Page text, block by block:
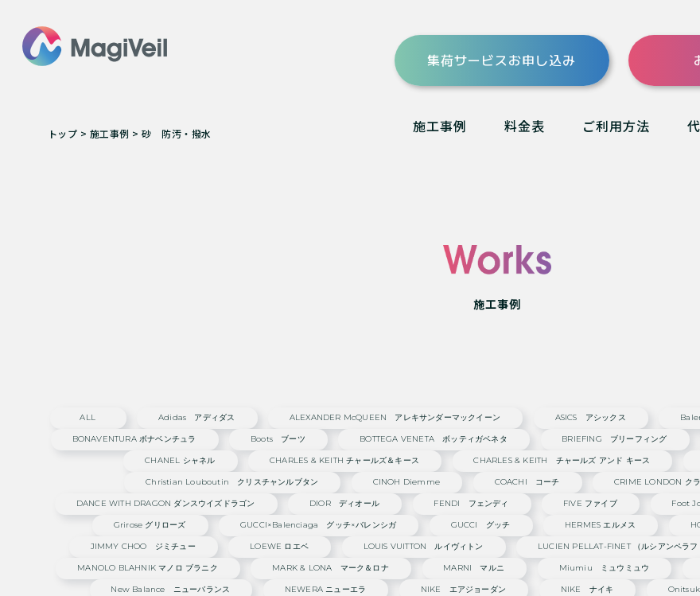
集荷サービスお申し込み
施工事例 料金表 ご利用方法
トップ > 施工事例 >砂 防汚・撥水
施工事例
ALL Adidas アディダス ALEXANDER McQUEEN アレキサンダーマックイーン ASICS アシックス
BONAVENTURA ボナベンチュラ Boots ブーツ BOTTEGA VENETA ボッティガベネタ BRIEFING ブリーフィング
CHANEL シャネル CHARLES & KEITH チャールズ＆キース CHARLES & KEITH チャールズ アンド キース
Christian Louboutin クリスチャンルブタン CINOH Diemme COACHI コーチ CRIME LONDON ク
DANCE WITH DRAGON ダンスウイズドラゴン DIOR ディオール FENDI フェンディ FIVE ファイブ Foot
Grirose グリローズ GUCCI×Balenciaga グッチ×バレンシガ GUCCI グッチ HERMES エルメス
JIMMY CHOO ジミチュー LOEWE ロエベ LOUIS VUITTON ルイヴィトン LUCIEN PELLAT-FINET （ルシアンペラフ
MANOLO BLAHNIK マノロ ブラニク MARK & LONA マーク＆ロナ MARNI マルニ Miumiu ミュウミュウ
New Balance ニューバランス NEWERA ニューエラ NIKE エアジョーダン NIKE ナイキ